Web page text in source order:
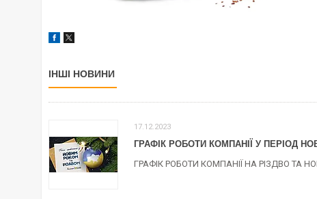
ІНШІ НОВИНИ
17.12.2023
ГРАФІК РОБОТИ КОМПАНІЇ У ПЕРІОД
ГРАФІК РОБОТИ КОМПАНІЇ НА РІЗДВО ТА